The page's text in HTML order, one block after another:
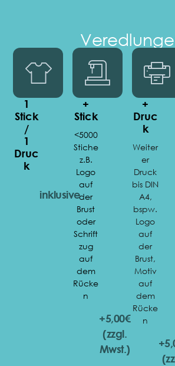
1
Stick
/
1
Druc
K
inklusive
+
Stick
<5000
Stiche
z.B.
Logo
auf
der
Brust
oder
Schrift
zug
auf
dem
Rücke
n
+5,00€
(zzgl.
Mwst.)
+
Druc
K
Weiter
er
Druck
bis DIN
A4,
bspw.
Logo
auf
der
Brust,
Motiv
auf
dem
Rücke
n